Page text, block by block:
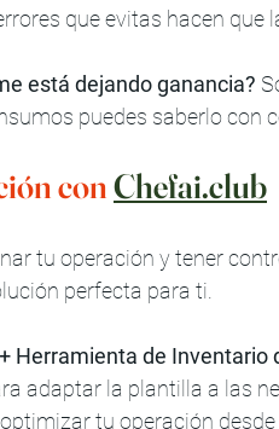
que evitas hacen que
está dejando ganancia?
puedes saberlo con
con Chefai.club
tu operación y tener
perfecta para ti.
Herramienta de Inventario
adaptar la plantilla a las
tu operación desde